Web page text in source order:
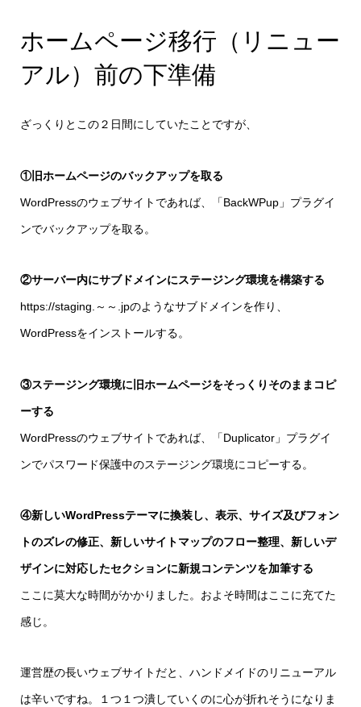
ホームページ移行（リニュー
アル）前の下準備
ざっくりとこの２日間にしていたことですが、
①旧ホームページのバックアップを取る
WordPressのウェブサイトであれば、「BackWPup」プラグイ
ンでバックアップを取る。
②サーバー内にサブドメインにステージング環境を構築する
https://staging.～～.jpのようなサブドメインを作り、
WordPressをインストールする。
③ステージング環境に旧ホームページをそっくりそのままコピ
ーする
WordPressのウェブサイトであれば、「Duplicator」プラグイ
ンでパスワード保護中のステージング環境にコピーする。
④新しいWordPressテーマに換装し、表示、サイズ及びフォン
トのズレの修正、新しいサイトマップのフロー整理、新しいデ
ザインに対応したセクションに新規コンテンツを加筆する
ここに莫大な時間がかかりました。およそ時間はここに充てた
感じ。
運営歴の長いウェブサイトだと、ハンドメイドのリニューアル
は辛いですね。１つ１つ潰していくのに心が折れそうになりま